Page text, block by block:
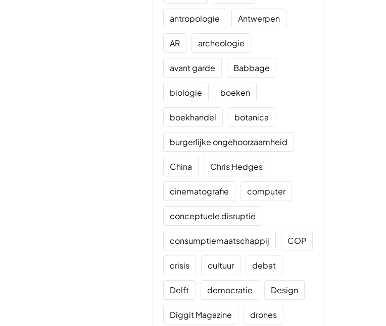
antropologie Antwerpen
AR archeologie
avant garde Babbage
biologie boeken
boekhandel botanica
burgerlijke ongehoorzaamheid
China Chris Hedges
cinematografie computer
conceptuele disruptie
consumptiemaatschappij COP
crisis cultuur debat
Delft democratie Design
Diggit Magazine drones